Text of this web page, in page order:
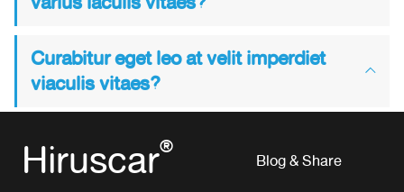
Curabitur eget leo at velit imperdiet
viaculis vitaes?
Hiruscar®
Blog & Share